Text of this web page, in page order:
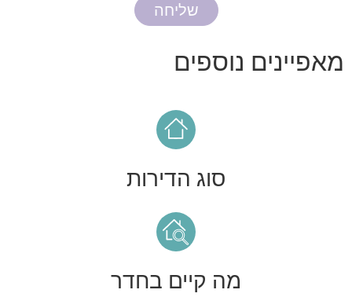
שליחה
מאפיינים נוספים
סוג הדירות
מה קיים בחדר